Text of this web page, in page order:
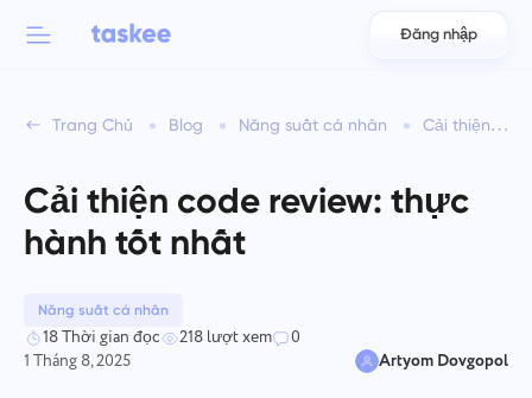
العربية
Azərbaycan
日本語
Đăng nhập
Trang Chủ Blog Năng suất cá nhân Cải thiện code review: thực hành tốt nhất
Cải thiện code review: thực
hành tốt nhất
Năng suất cá nhân
18 Thời gian đọc 218 lượt xem
0
1 Tháng 8, 2025
Artyom Dovgopol
Tính năng của Taskee
Tìm hiểu về 7 nhiều tính năng truyền cảm hứng hơn
Thời gian theo dõi
Dành cho đội nhóm
Ngành công nghiệp
Loại hình công ty